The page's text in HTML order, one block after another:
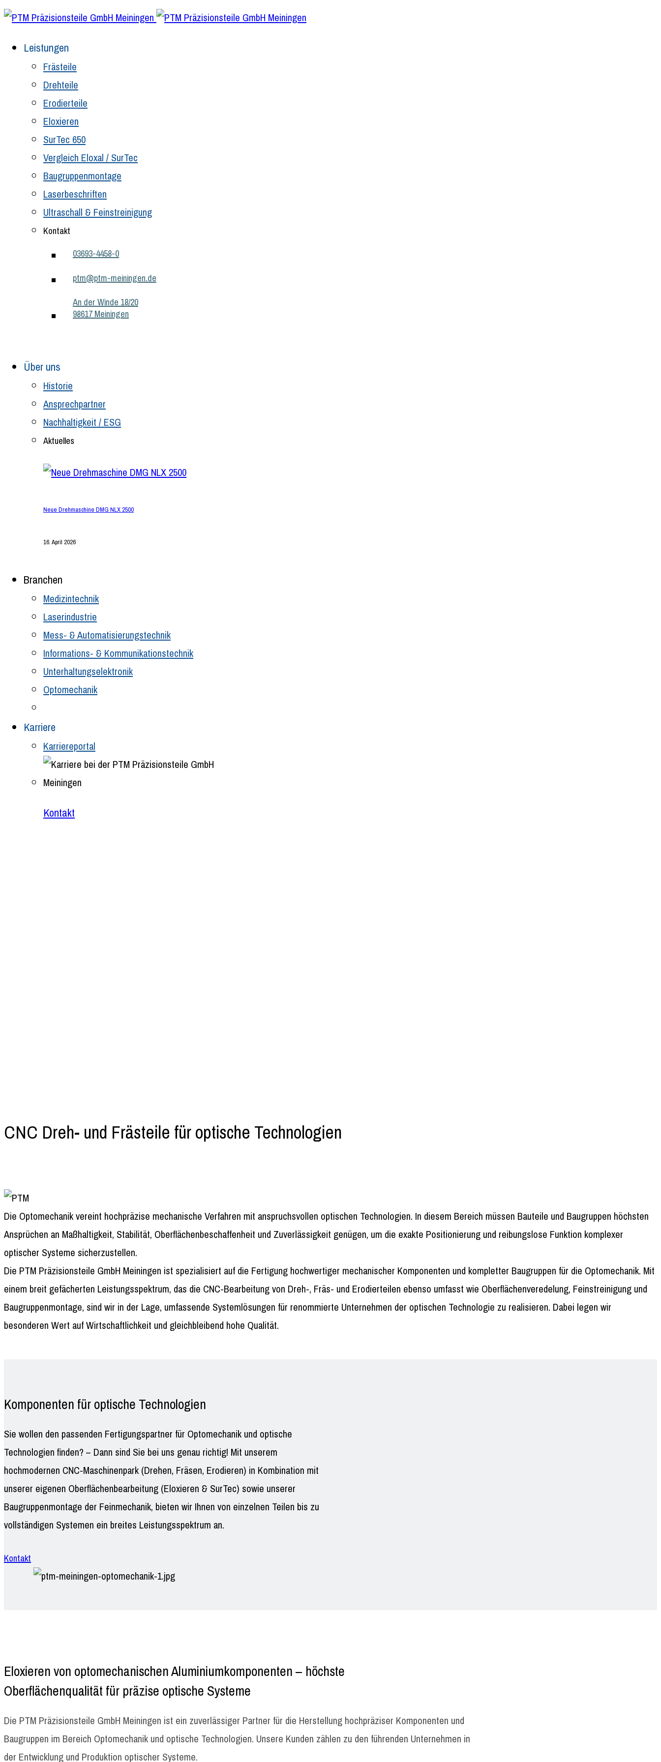
Leistungen
Frästeile
Drehteile
Erodierteile
Eloxieren
SurTec 650
Vergleich Eloxal / SurTec
Baugruppenmontage
Laserbeschriften
Ultraschall & Feinstreinigung
Kontakt
03693-4458-0
ptm@ptm-meiningen.de
An der Winde 18/20
98617 Meiningen
Über uns
Historie
Ansprechpartner
Nachhaltigkeit / ESG
Aktuelles
Neue Drehmaschine DMG NLX 2500
16. April 2026
Branchen
Medizintechnik
Laserindustrie
Mess- & Automatisierungstechnik
Informations- & Kommunikationstechnik
Unterhaltungselektronik
Optomechanik
Karriere
Karriereportal
Kontakt
CNC Dreh- und Frästeile für optische Technologien
Die Optomechanik vereint hochpräzise mechanische Verfahren mit anspruchsvollen optischen Technologien. In diesem Bereich müssen Bauteile und Baugruppen höchsten
Ansprüchen an Maßhaltigkeit, Stabilität, Oberflächenbeschaffenheit und Zuverlässigkeit genügen, um die exakte Positionierung und reibungslose Funktion komplexer
optischer Systeme sicherzustellen.
Die PTM Präzisionsteile GmbH Meiningen ist spezialisiert auf die Fertigung hochwertiger mechanischer Komponenten und kompletter Baugruppen für die Optomechanik. Mit
einem breit gefächerten Leistungsspektrum, das die CNC-Bearbeitung von Dreh-, Fräs- und Erodierteilen ebenso umfasst wie Oberflächenveredelung, Feinstreinigung und
Baugruppenmontage, sind wir in der Lage, umfassende Systemlösungen für renommierte Unternehmen der optischen Technologie zu realisieren. Dabei legen wir
besonderen Wert auf Wirtschaftlichkeit und gleichbleibend hohe Qualität.
Komponenten für optische Technologien
Sie wollen den passenden Fertigungspartner für Optomechanik und optische
Technologien finden? – Dann sind Sie bei uns genau richtig! Mit unserem
hochmodernen CNC-Maschinenpark (Drehen, Fräsen, Erodieren) in Kombination mit
unserer eigenen Oberflächenbearbeitung (Eloxieren & SurTec) sowie unserer
Baugruppenmontage der Feinmechanik, bieten wir Ihnen von einzelnen Teilen bis zu
vollständigen Systemen ein breites Leistungsspektrum an.
Kontakt
Eloxieren von optomechanischen Aluminiumkomponenten – höchste
Oberflächenqualität für präzise optische Systeme
Die PTM Präzisionsteile GmbH Meiningen ist ein zuverlässiger Partner für die Herstellung hochpräziser Komponenten und
Baugruppen im Bereich Optomechanik und optische Technologien. Unsere Kunden zählen zu den führenden Unternehmen in
der Entwicklung und Produktion optischer Systeme.